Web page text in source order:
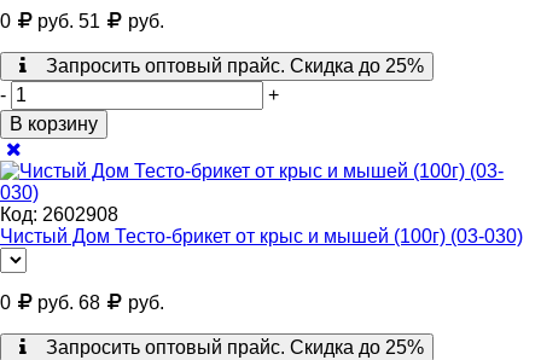
0 руб. 51 руб.
Запросить оптовый прайс. Скидка до 25%
-
+
В корзину
Код: 2602908
Чистый Дом Тесто-брикет от крыс и мышей (100г) (03-030)
0 руб. 68 руб.
Запросить оптовый прайс. Скидка до 25%